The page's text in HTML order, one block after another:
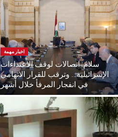
اخبار مهمة
سلام: اتصالات لوقف الاعتداءات
الإسرائيلية… وترقب للقرار الاتهامي
في انفجار المرفأ خلال أشهر